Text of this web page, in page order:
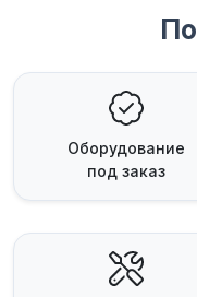
Оборудование
под заказ